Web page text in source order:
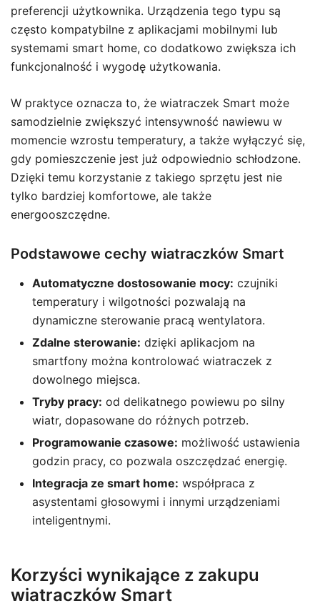
preferencji użytkownika. Urządzenia tego typu są
często kompatybilne z aplikacjami mobilnymi lub
systemami smart home, co dodatkowo zwiększa ich
funkcjonalność i wygodę użytkowania.
W praktyce oznacza to, że wiatraczek Smart może
samodzielnie zwiększyć intensywność nawiewu w
momencie wzrostu temperatury, a także wyłączyć się,
gdy pomieszczenie jest już odpowiednio schłodzone.
Dzięki temu korzystanie z takiego sprzętu jest nie
tylko bardziej komfortowe, ale także
energooszczędne.
Podstawowe cechy wiatraczków Smart
Automatyczne dostosowanie mocy: czujniki
temperatury i wilgotności pozwalają na
dynamiczne sterowanie pracą wentylatora.
Zdalne sterowanie: dzięki aplikacjom na
smartfony można kontrolować wiatraczek z
dowolnego miejsca.
Tryby pracy: od delikatnego powiewu po silny
wiatr, dopasowane do różnych potrzeb.
Programowanie czasowe: możliwość ustawienia
godzin pracy, co pozwala oszczędzać energię.
Integracja ze smart home: współpraca z
asystentami głosowymi i innymi urządzeniami
inteligentnymi.
Korzyści wynikające z zakupu
wiatraczków Smart